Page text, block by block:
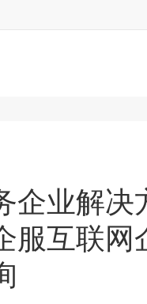
企业解
服互联